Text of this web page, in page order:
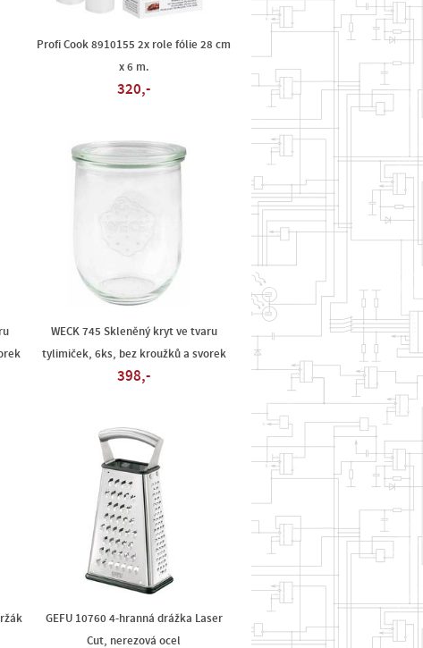
Profi Cook 8910155 2x role fólie 28 cm
x 6 m.
320,-
WECK 745 Skleněný kryt ve tvaru
tylimiček, 6ks, bez kroužků a svorek
398,-
GEFU 10760 4-hranná drážka Laser
Cut, nerezová ocel